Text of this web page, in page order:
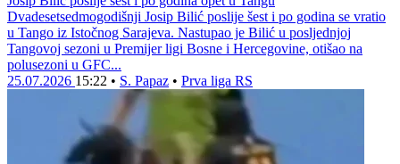
Dvadesetsedmogodišnji Josip Bilić poslije šest i po godina se vratio
u Tango iz Istočnog Sarajeva. Nastupao je Bilić u posljednjoj
Tangovoj sezoni u Premijer ligi Bosne i Hercegovine, otišao na
polusezoni u GFC...
25.07.2026 15:22 • S. Papaz • Prva liga RS